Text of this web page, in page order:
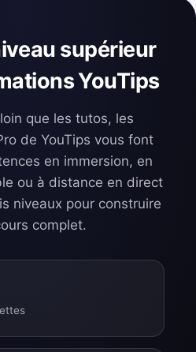
supérieur
YouTips
que les tutos, les
de YouTips vous font
en immersion, en
ou à distance en direct
niveaux pour construire
complet.